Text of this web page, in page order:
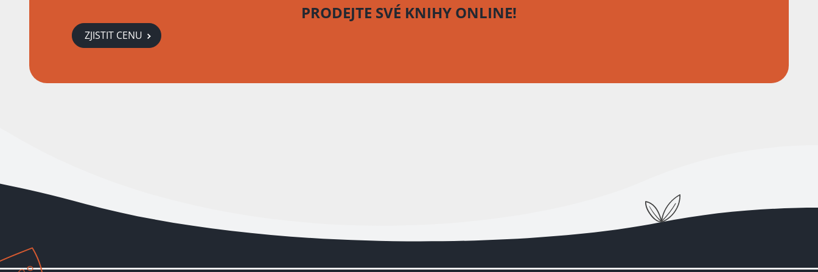
PRODEJTE SVÉ KNIHY ONLINE!
ZJISTIT CENU